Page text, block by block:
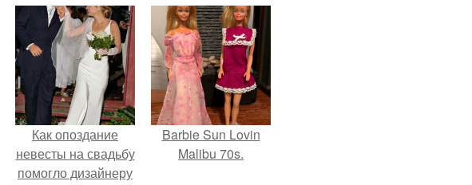
Как опоздание
невесты на свадьбу
помогло дизайнеру
Barbie Sun Lovin
Malibu 70s.